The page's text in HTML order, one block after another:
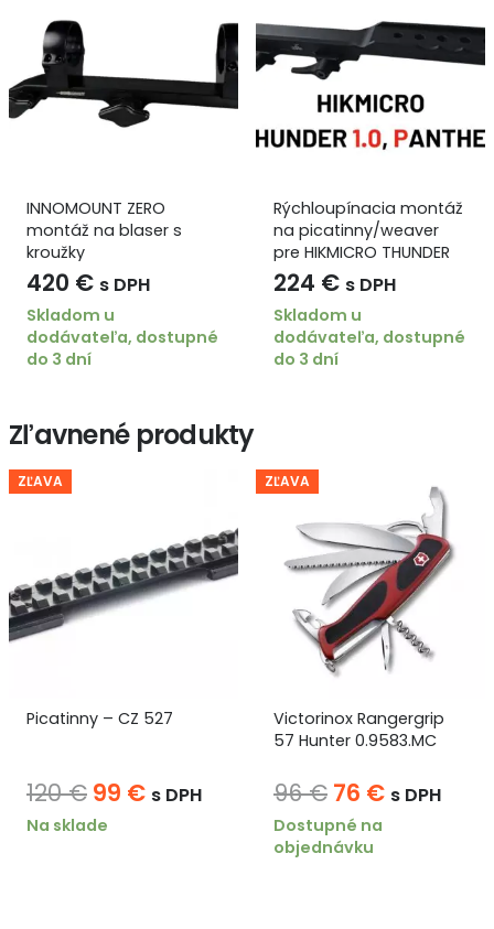
INNOMOUNT ZERO
montáž na blaser s
kroužky
420 € s DPH
Skladom u
dodávateľa, dostupné
do 3 dní
Rýchloupínacia montáž
na picatinny/weaver
pre HIKMICRO THUNDER
1.0, PANTHER 1.0, 2.0
224 € s DPH
Skladom u
dodávateľa, dostupné
do 3 dní
Zľavnené produkty
ZĽAVA
Picatinny – CZ 527
120€ Pôvodná
cena
99 €Aktuálna
s DPH
Na sklade
ZĽAVA
Victorinox Rangergrip
57 Hunter 0.9583.MC
96€ Pôvodná
cena
bola:
76 €Aktuálna
s DPH
Dostupné na
objednávku